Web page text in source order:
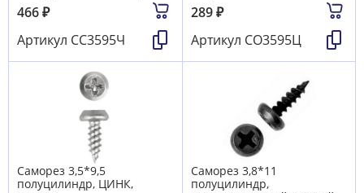
466₽
Артикул СС3595Ч
289₽
Артикул СО3595Ц
Саморез 3,5*9,5
полуцилиндр, ЦИНК,
Саморез 3,8*11
полуцилиндр,